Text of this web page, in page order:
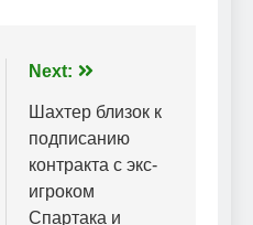
Next:
Шахтер близок к
подписанию
контракта с экс-
игроком
Спартака и